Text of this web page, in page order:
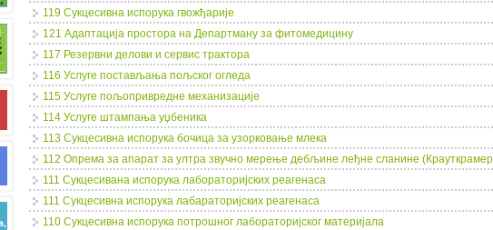
119 Сукцесивна испорука гвожђарије
121 Адаптација простора на Департману за фитомедицину
117 Резервни делови и сервис трактора
116 Услуге постављања пољског огледа
115 Услуге пољопривредне механизације
114 Услуге штампања уџбеника
113 Сукцесивна испорука бочицa за узорковање млека
112 Опрема за апарат за ултра звучно мерење дебљине леђне сланине
111 Сукцесивана испорука лабораторијских реагенаса
111 Сукцесивна испорука лабараторијских реагенаса
110 Сукцесивна испорука потрошног лабораторијског материјала